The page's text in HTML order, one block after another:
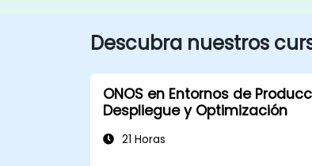
Descubra nuestros
ONOS en Entornos de
Despliegue y Optimización
21 Horas